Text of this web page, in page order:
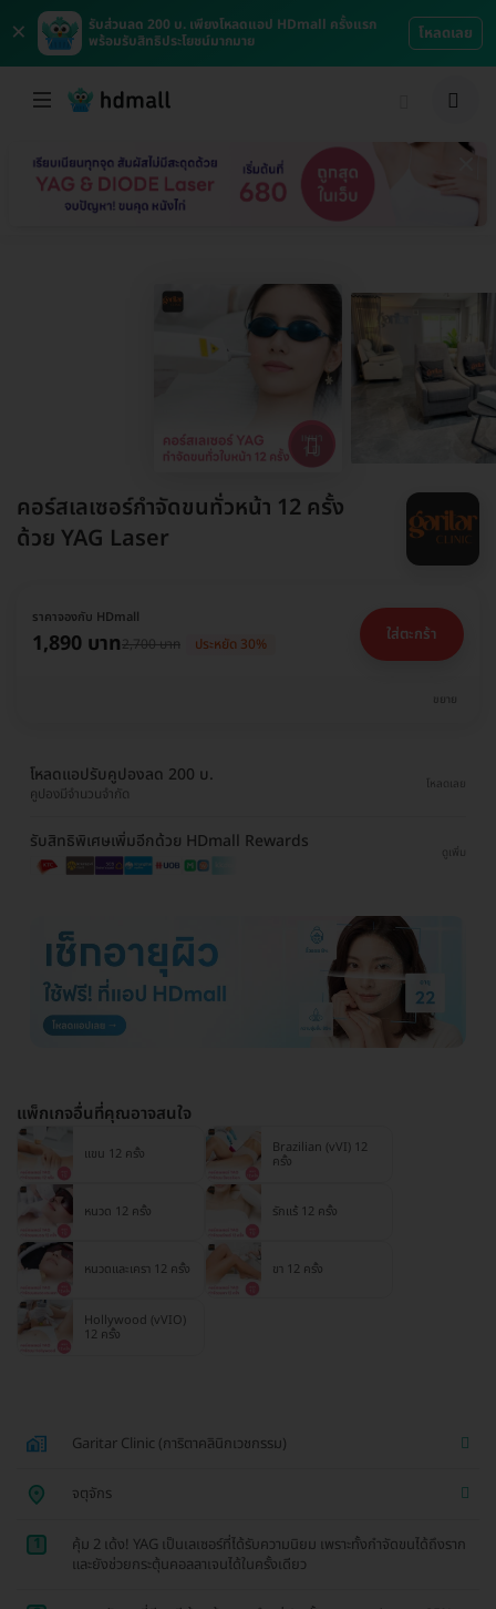
×
รับส่วนลด 200 บ. เพียงโหลดแอป HDmall ครั้งแรก
พร้อมรับสิทธิประโยชน์มากมาย
โหลดเลย
คอร์สเลเซอร์กำจัดขนทั่วหน้า 12 ครั้ง
ด้วย YAG Laser
ราคาจองกับ HDmall
1,890 บาท2,700 บาท ประหยัด 30% ใส่ตะกร้า
ขยาย
โหลดแอปรับคูปองลด 200 บ.
คูปองมีจำนวนจำกัด
โหลดเลย
รับสิทธิพิเศษเพิ่มอีกด้วย HDmall Rewards
ดูเพิ่ม
แพ็กเกจอื่นที่คุณอาจสนใจ
แขน 12 ครั้ง Brazilian (vVI) 12
ครั้ง
หนวด 12 ครั้ง รักแร้ 12 ครั้ง
หนวดและเครา 12 ครั้ง ขา 12 ครั้ง
Hollywood (vVIO)
12 ครั้ง
Garitar Clinic (การิตาคลินิกเวชกรรม)
จตุจักร
1
คุ้ม 2 เด้ง! YAG เป็นเลเซอร์ที่ได้รับความนิยม เพราะทั้งกำจัดขนได้ถึงราก
และยังช่วยกระตุ้นคอลลาเจนได้ในครั้งเดียว